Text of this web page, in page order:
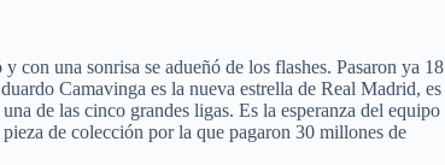
una sonrisa se adueñó de los flashes. Pasaron ya 18
Camavinga es la nueva estrella de Real Madrid, es
de las cinco grandes ligas. Es la esperanza del equipo
de colección por la que pagaron 30 millones de